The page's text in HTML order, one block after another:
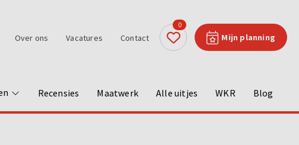
Mijn planning
0
Over ons Vacatures Contact
Recensies Maatwerk Alle uitjes WKR Blog